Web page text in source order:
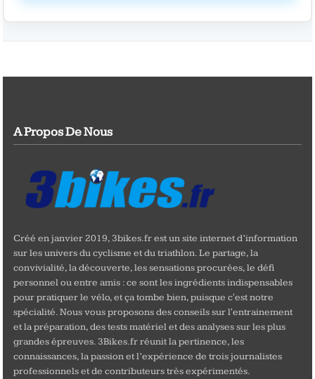
A Propos De Nous
Créé en janvier 2019, 3bikes.fr est un site internet d’information
sur les univers du cyclisme et du triathlon. Le partage, la
convivialité, la découverte, les sensations procurées, le défi
personnel ou entre amis : ce sont les ingrédients indispensables
pour pratiquer le vélo, et ça tombe bien, puisque c'est notre
spécialité. Nous vous proposons des conseils sur l'entrainement
et la préparation, des tests matériel et des analyses sur les plus
grandes épreuves. 3Bikes.fr réunit la pertinence, les
connaissances, la passion et l’expérience de trois journalistes
professionnels et de contributeurs très expérimentés.